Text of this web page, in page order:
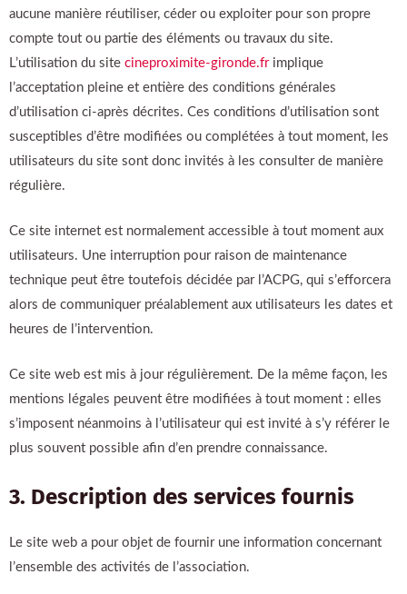
aucune manière réutiliser, céder ou exploiter pour son propre
compte tout ou partie des éléments ou travaux du site.
L’utilisation du site cineproximite-gironde.frimplique
l’acceptation pleine et entière des conditions générales
d’utilisation ci-après décrites. Ces conditions d’utilisation sont
susceptibles d’être modifiées ou complétées à tout moment, les
utilisateurs du site sont donc invités à les consulter de manière
régulière.
Ce site internet est normalement accessible à tout moment aux
utilisateurs. Une interruption pour raison de maintenance
technique peut être toutefois décidée par l’ACPG, qui s’efforcera
alors de communiquer préalablement aux utilisateurs les dates et
heures de l’intervention.
Ce site web est mis à jour régulièrement. De la même façon, les
mentions légales peuvent être modifiées à tout moment : elles
s’imposent néanmoins à l’utilisateur qui est invité à s’y référer le
plus souvent possible afin d’en prendre connaissance.
3. Description des services fournis
Le site web a pour objet de fournir une information concernant
l’ensemble des activités de l’association.